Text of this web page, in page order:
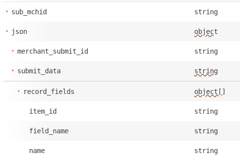
sub_mchid string
json object
merchant_submit_id string
submit_data string
record_fields object[]
item_id string
field_name string
name string